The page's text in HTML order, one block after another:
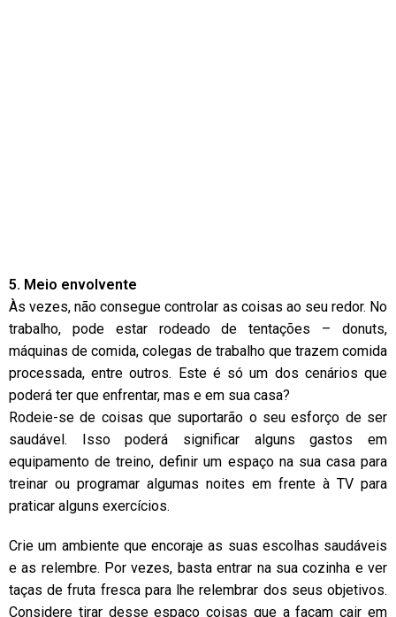
5. Meio envolvente
Às vezes, não consegue controlar as coisas ao seu redor. No
trabalho, pode estar rodeado de tentações – donuts,
máquinas de comida, colegas de trabalho que trazem comida
processada, entre outros. Este é só um dos cenários que
poderá ter que enfrentar, mas e em sua casa?
Rodeie-se de coisas que suportarão o seu esforço de ser
saudável. Isso poderá significar alguns gastos em
equipamento de treino, definir um espaço na sua casa para
treinar ou programar algumas noites em frente à TV para
praticar alguns exercícios.
Crie um ambiente que encoraje as suas escolhas saudáveis
e as relembre. Por vezes, basta entrar na sua cozinha e ver
taças de fruta fresca para lhe relembrar dos seus objetivos.
Considere tirar desse espaço coisas que a façam cair em